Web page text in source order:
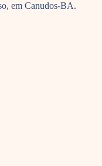
em Canudos-BA.